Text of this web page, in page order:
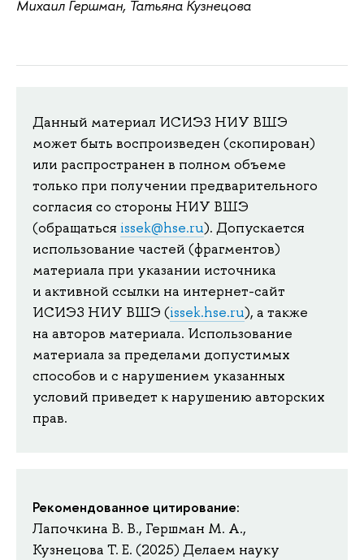
Михаил Гершман, Татьяна Кузнецова
Данный материал ИСИЭЗ НИУ ВШЭ
может быть воспроизведен (скопирован)
или распространен в полном объеме
только при получении предварительного
согласия со стороны НИУ ВШЭ
(обращаться issek@hse.ru). Допускается
использование частей (фрагментов)
материала при указании источника
и активной ссылки на интернет-сайт
ИСИЭЗ НИУ ВШЭ (issek.hse.ru), а также
на авторов материала. Использование
материала за пределами допустимых
способов и с нарушением указанных
условий приведет к нарушению авторских
прав.
Рекомендованное цитирование:
Лапочкина В. В., Гершман М. А.,
Кузнецова Т. Е. (2025) Делаем науку